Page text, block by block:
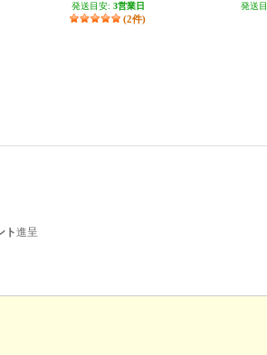
発送目安: 3営業日
(2件)
発送
ト進呈